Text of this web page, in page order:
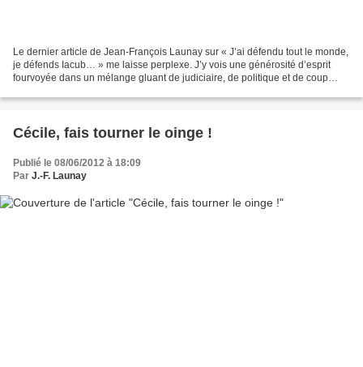
Le dernier article de Jean-François Launay sur « J’ai défendu tout le monde,
je défends Iacub… » me laisse perplexe. J’y vois une générosité d’esprit
fourvoyée dans un mélange gluant de judiciaire, de politique et de coup
Cécile, fais tourner le oinge !
Publié le 08/06/2012 à 18:09
Par J.-F. Launay